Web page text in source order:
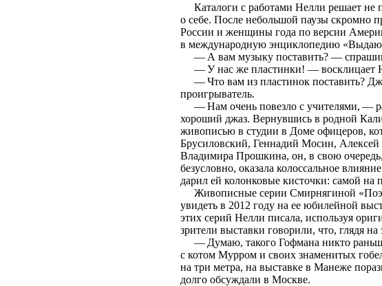
Каталоги с работами Нелли решает не
о себе. После небольшой паузы скромно
России и женщины года по версии
в международную энциклопедию
— А вам музыку поставить? —
— У нас же пластинки! — восклицает
— Что вам из пластинок поставить?
проигрыватель.
— Нам очень повезло с учителями, —
хороший джаз. Вернувшись в родной
живописью в студии в Доме офицеров,
Брусиловский, Геннадий Мосин,
Владимира Прошкина, он, в свою
безусловно, оказала колоссальное
дарил ей колонковые кисточки: самой на
Живописные серии Смирнягиной
увидеть в 2012 году на ее юбилейной
этих серий Нелли писала, используя
зрители выставки говорили, что, глядя
— Думаю, такого Гофмана никто
с котом Мурром и своих знаменитых
на три метра, на выставке в Манеже
долго обсуждали в Москве.